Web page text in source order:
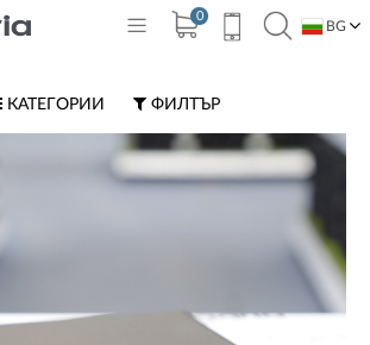
0
BG
КАТЕГОРИИ ФИЛТЪР